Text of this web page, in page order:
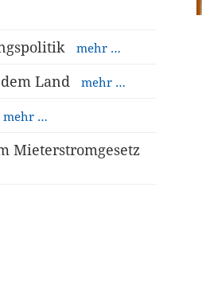
mehr …
Land mehr …
mehr …
Mieterstromgesetz